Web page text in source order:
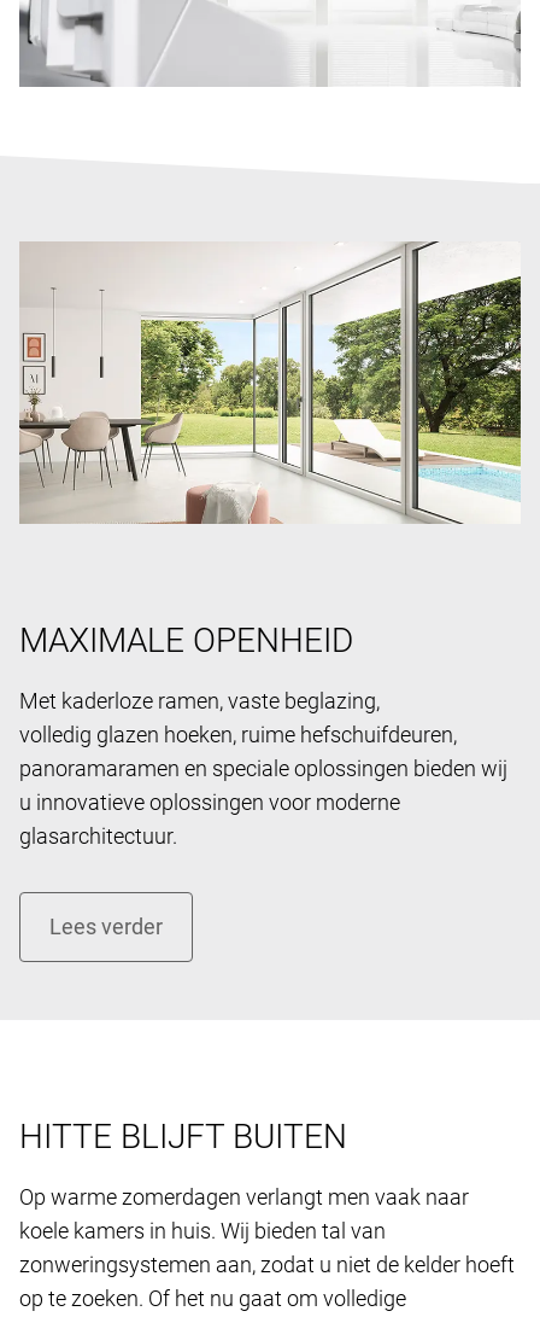
MAXIMALE OPENHEID
Met kaderloze ramen, vaste beglazing,
volledig glazen hoeken, ruime hefschuifdeuren,
panoramaramen en speciale oplossingen bieden wij
u innovatieve oplossingen voor moderne
glasarchitectuur.
HITTE BLIJFT BUITEN
Op warme zomerdagen verlangt men vaak naar
koele kamers in huis. Wij bieden tal van
zonweringsystemen aan, zodat u niet de kelder hoeft
op te zoeken. Of het nu gaat om volledige